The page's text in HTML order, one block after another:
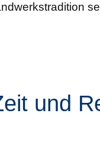
und